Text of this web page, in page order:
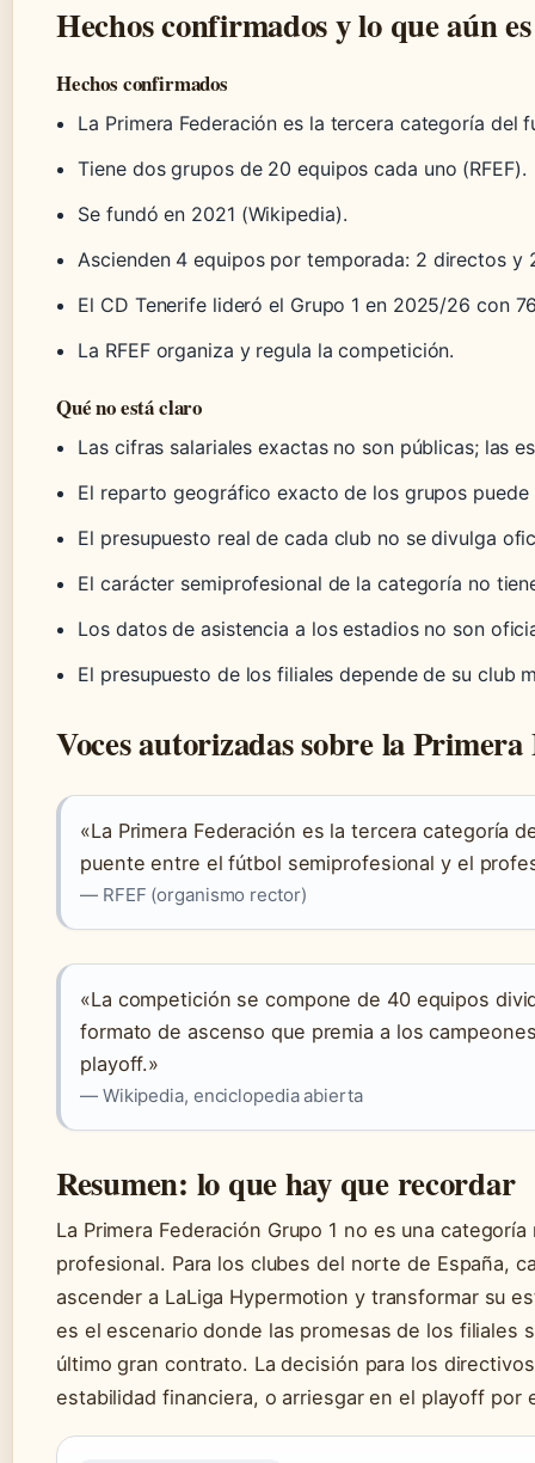
Hechos confirmados y lo que aún
Hechos confirmados
La Primera Federación es la tercera categoría del
Tiene dos grupos de 20 equipos cada uno (RFEF).
Se fundó en 2021 (Wikipedia).
Ascienden 4 equipos por temporada: 2 directos y
El CD Tenerife lideró el Grupo 1 en 2025/26 con
La RFEF organiza y regula la competición.
Qué no está claro
Las cifras salariales exactas no son públicas; las
El reparto geográfico exacto de los grupos
El presupuesto real de cada club no se divulga
El carácter semiprofesional de la categoría no
Los datos de asistencia a los estadios no son
El presupuesto de los filiales depende de su club
Voces autorizadas sobre la Primera
«La Primera Federación es la tercera categoría
puente entre el fútbol semiprofesional y el
— RFEF (organismo rector)
«La competición se compone de 40 equipos
formato de ascenso que premia a los
playoff.»
— Wikipedia, enciclopedia abierta
Resumen: lo que hay que recordar
La Primera Federación Grupo 1 no es una
profesional. Para los clubes del norte de España,
ascender a LaLiga Hypermotion y transformar su
es el escenario donde las promesas de los filiales
último gran contrato. La decisión para los
estabilidad financiera, o arriesgar en el playoff por